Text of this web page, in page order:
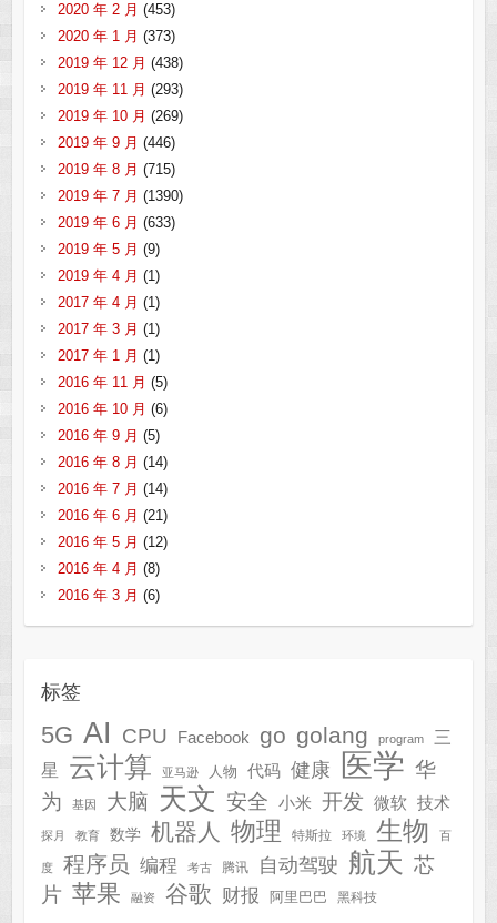
2020 年 2 月 (453)
2020 年 1 月 (373)
2019 年 12 月 (438)
2019 年 11 月 (293)
2019 年 10 月 (269)
2019 年 9 月 (446)
2019 年 8 月 (715)
2019 年 7 月 (1390)
2019 年 6 月 (633)
2019 年 5 月 (9)
2019 年 4 月 (1)
2017 年 4 月 (1)
2017 年 3 月 (1)
2017 年 1 月 (1)
2016 年 11 月 (5)
2016 年 10 月 (6)
2016 年 9 月 (5)
2016 年 8 月 (14)
2016 年 7 月 (14)
2016 年 6 月 (21)
2016 年 5 月 (12)
2016 年 4 月 (8)
2016 年 3 月 (6)
标签
5G AI CPU Facebook go golang program
三
星
云计算 亚马逊 人物 代码 健康 医学 华
为
基因 大脑 天文 安全 小米 开发 微软 技术
探月 教育 数学 机器人 物理 特斯拉 环境 生物 百
度 程序员 编程 考古 腾讯 自动驾驶 航天 芯
片 苹果 融资 谷歌 财报 阿里巴巴 黑科技